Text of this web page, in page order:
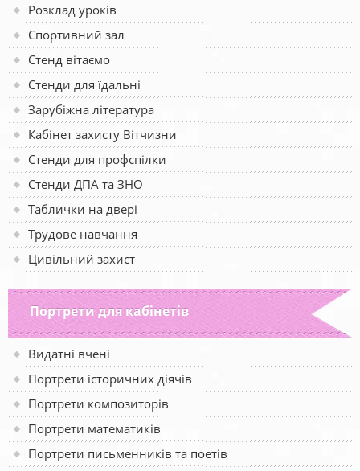
Розклад уроків
Спортивний зал
Стенд вітаємо
Стенди для їдальні
Зарубіжна література
Кабінет захисту Вітчизни
Стенди для профспілки
Стенди ДПА та ЗНО
Таблички на двері
Трудове навчання
Цивільний захист
Портрети для кабінетів
Видатні вчені
Портрети історичних діячів
Портрети композиторів
Портрети математиків
Портрети письменників та поетів